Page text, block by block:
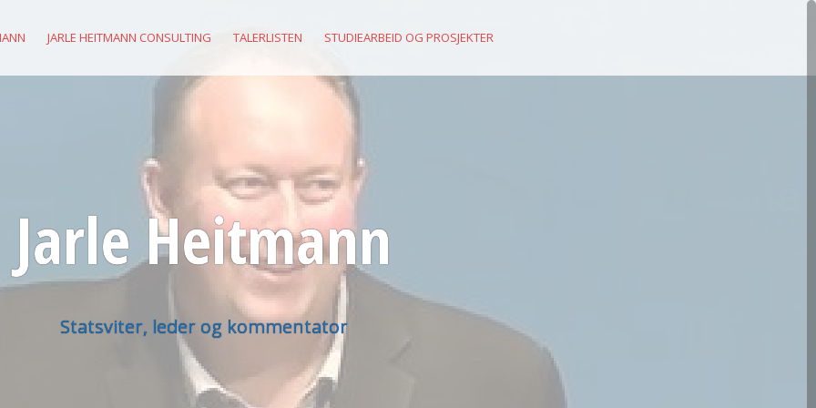
JARLE HEITMANN CONSULTING TALERLISTEN STUDIEARBEID OG PROSJEKTER
Jarle Heitmann
Statsviter, leder og kommentator